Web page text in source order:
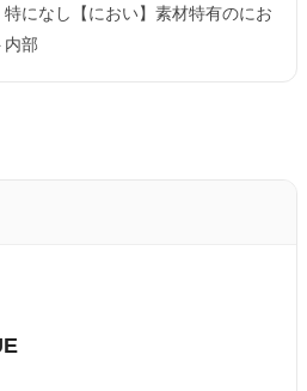
特になし【におい】素材特有のにお
内部